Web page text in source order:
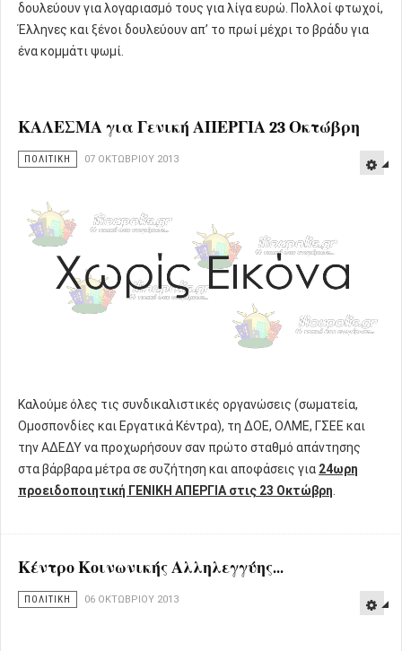
δουλεύουν για λογαριασμό τους για λίγα ευρώ. Πολλοί φτωχοί,
Έλληνες και ξένοι δουλεύουν απ’ το πρωί μέχρι το βράδυ για
ένα κομμάτι ψωμί.
ΚΑΛΕΣΜΑ για Γενική ΑΠΕΡΓΙΑ 23 Οκτώβρη
ΠΟΛΙΤΙΚΗ 07 ΟΚΤΩΒΡΊΟΥ 2013
Καλούμε όλες τις συνδικαλιστικές οργανώσεις (σωματεία,
Ομοσπονδίες και Εργατικά Κέντρα), τη ΔΟΕ, ΟΛΜΕ, ΓΣΕΕ και
την ΑΔΕΔΥ να προχωρήσουν σαν πρώτο σταθμό απάντησης
στα βάρβαρα μέτρα σε συζήτηση και αποφάσεις για 24ωρη
προειδοποιητική ΓΕΝΙΚΗ ΑΠΕΡΓΙΑ στις 23 Οκτώβρη
Κέντρο Κοινωνικής Αλληλεγγύης...
ΠΟΛΙΤΙΚΗ 06 ΟΚΤΩΒΡΊΟΥ 2013